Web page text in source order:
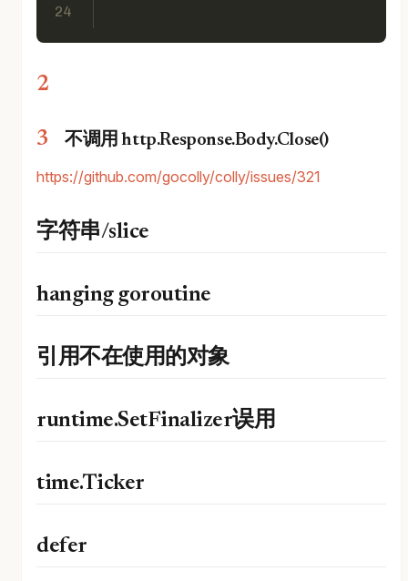
24
不调用 http.Response.Body.Close()
https://github.com/gocolly/colly/issues/321
字符串/slice
hanging goroutine
引用不在使用的对象
runtime.SetFinalizer误用
time.Ticker
defer